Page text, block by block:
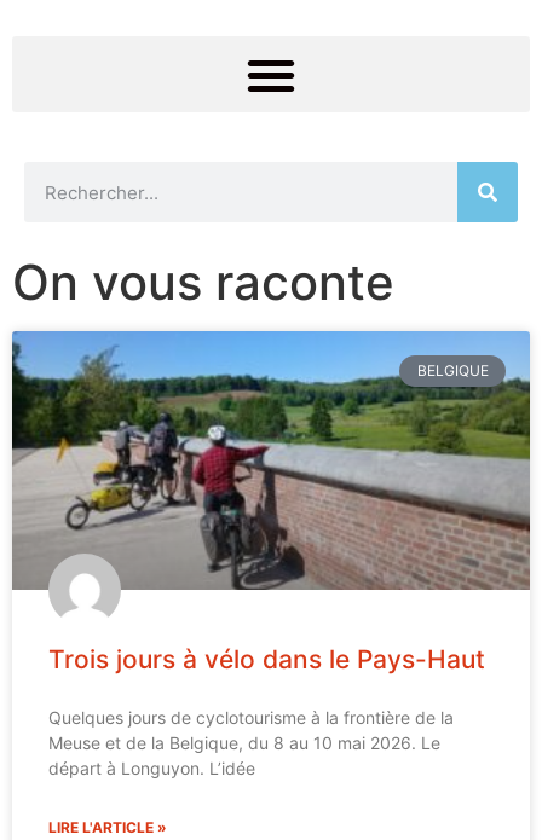
On vous raconte
BELGIQUE
Trois jours à vélo dans le Pays-Haut
Quelques jours de cyclotourisme à la frontière de la
Meuse et de la Belgique, du 8 au 10 mai 2026. Le
départ à Longuyon. L’idée
LIRE L'ARTICLE »